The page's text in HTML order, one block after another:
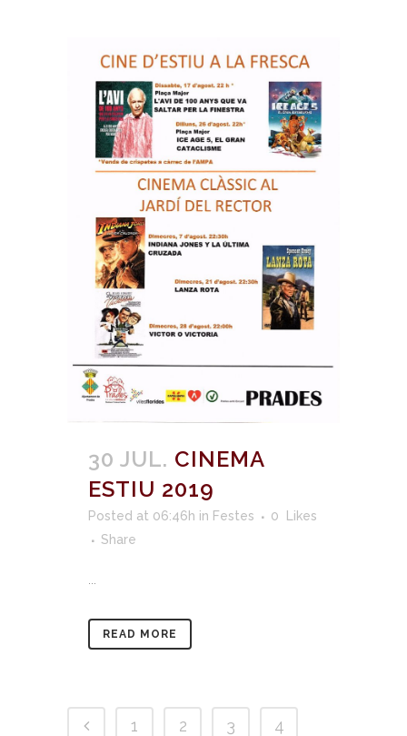
30 JUL. CINEMA
ESTIU 2019
Posted at 06:46h in Festes 0
Likes
Share
READ MORE
1 2 3
4